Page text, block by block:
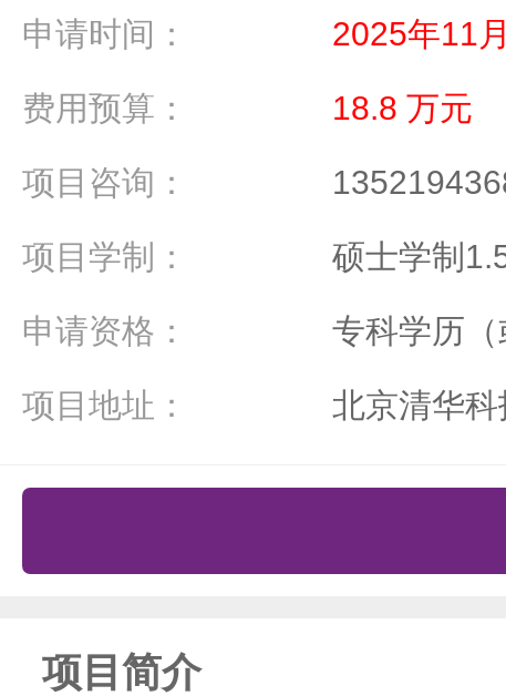
申请时间： 2025年11
费用预算： 18.8 万元
项目咨询：
项目学制： 硕士学制
申请资格： 专科学历
项目地址： 北京清华科
项目简介